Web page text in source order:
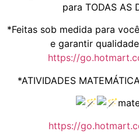
para TODAS AS
*Feitas sob medida para
e garantir
https://
*ATIVIDADES
https://